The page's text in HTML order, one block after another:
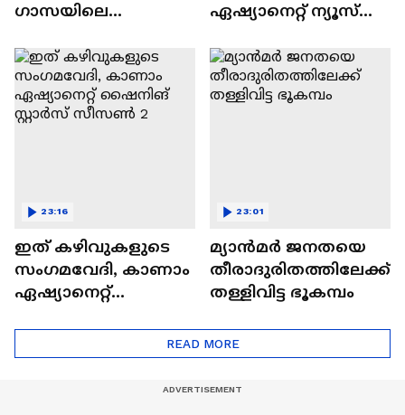
ഗാസയിലെ
കുഞ്ഞുങ്ങൾ
ഏഷ്യാനെറ്റ് ന്യൂസ്
സീസൺ 2
ഇത് കഴിവുകളുടെ
സംഗമവേദി, കാണാം
ഏഷ്യാനെറ്റ്
23:16
മ്യാൻമർ ജനതയെ
തീരാദുരിതത്തിലേക്ക്
തള്ളിവിട്ട ഭൂകമ്പം
23:01
READ MORE